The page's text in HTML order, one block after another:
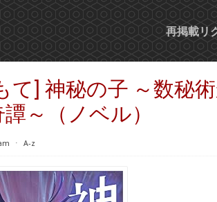
再掲載リ
て] 神秘の子 ～数秘
～（ノベル）
⋅ A-z